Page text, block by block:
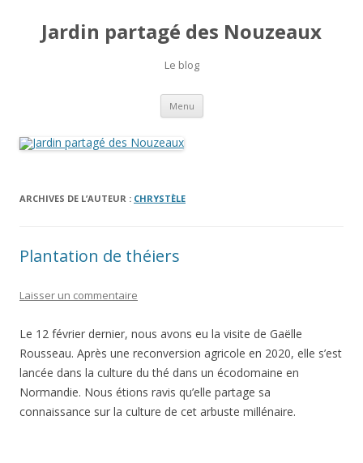
Jardin partagé des Nouzeaux
Le blog
Menu Aller
contenu
ARCHIVES DE L’AUTEUR : CHRYSTÈLE
Plantation de théiers
Laisser un commentaire
Le 12 février dernier, nous avons eu la visite de Gaëlle
Rousseau. Après une reconversion agricole en 2020, elle s’est
lancée dans la culture du thé dans un écodomaine en
Normandie. Nous étions ravis qu’elle partage sa
connaissance sur la culture de cet arbuste millénaire.